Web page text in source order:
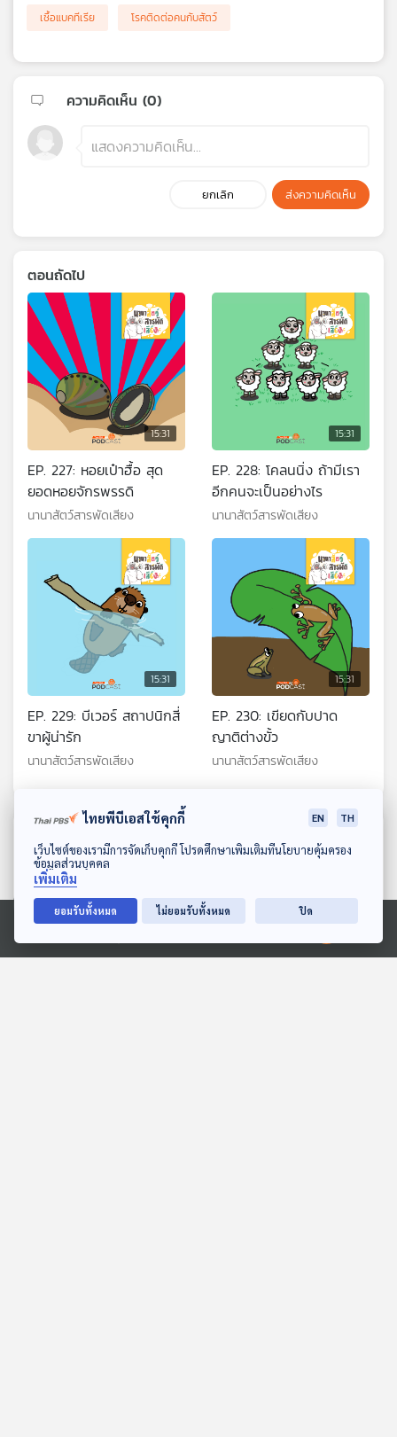
ดาวน์โหลด Thai PBS Podcast Application
Ⓒ 2020 องค์การกระจายเสียงและแพร่ภาพสาธารณะแห่งประเทศไทย
เชื้อแบคทีเรีย
โรคติดต่อคนกับสัตว์
ความคิดเห็น (0)
ยกเลิก ส่งความคิดเห็น
ตอนถัดไป
15:31
EP. 227: หอยเป๋าฮื้อ สุด
ยอดหอยจักรพรรดิ
นานาสัตว์สารพัดเสียง
15:31
EP. 228: โคลนนิ่ง ถ้ามีเรา
อีกคนจะเป็นอย่างไร
นานาสัตว์สารพัดเสียง
15:31
EP. 229: บีเวอร์ สถาปนิกสี่
ขาผู้น่ารัก
นานาสัตว์สารพัดเสียง
15:31
EP. 230: เขียดกับปาด
ญาติต่างขั้ว
นานาสัตว์สารพัดเสียง
ไทยพีบีเอสใช้คุกกี้ EN TH
เว็บไซต์ของเรามีการจัดเก็บคุกกี้ โปรดศึกษาเพิ่มเติมที่นโยบายคุ้มครอง
ข้อมูลส่วนบุคคล
เพิ่มเติม
ยอมรับทั้งหมด ไม่ยอมรับทั้งหมด ปิด